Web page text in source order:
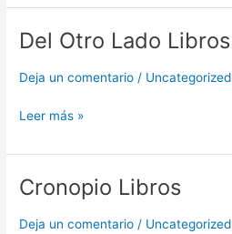
Del Otro Lado Libros
Deja un comentario / Uncategorized
Del
Lado
Leer más »
Cronopio Libros
Deja un comentario / Uncategorized
Cronopio